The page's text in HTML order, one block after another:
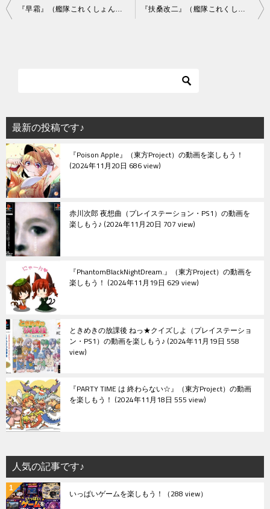
投
シ
ョ
ン
最新の投稿です♪
『Poison Apple』（東方Project）の動画を楽しもう！
2024年11月20日 686 view
赤川次郎 夜想曲（プレイステーション・PS1）の動画を
楽しもう♪ 2024年11月20日 707 view
『PhantomBlackNightDream.』（東方Project）の動画を
楽しもう！ 2024年11月19日 629 view
ときめきの放課後 ねっ★クイズしよ（プレイステーショ
ン・PS1）の動画を楽しもう♪ 2024年11月19日 558
view
『PARTY TIME は 終わらない☆』（東方Project）の動画
を楽しもう！ 2024年11月18日 555 view
人気の記事です♪
いっぱいゲームを楽しもう！ （288 view）